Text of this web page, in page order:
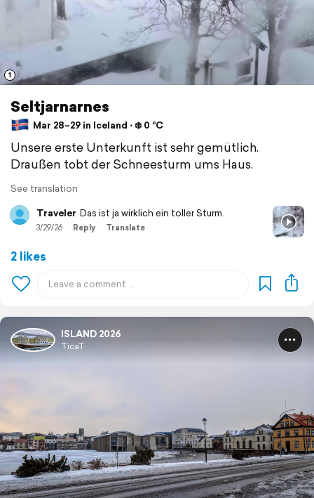
1
Seltjarnarnes
Mar 28–29 in Iceland ⋅ ❄️ 0 °C
Unsere erste Unterkunft ist sehr gemütlich.
Draußen tobt der Schneesturm ums Haus.
See translation
Traveler Das ist ja wirklich ein toller Sturm.
3/29/26 Reply Translate
2 likes
ISLAND 2026
TicaT